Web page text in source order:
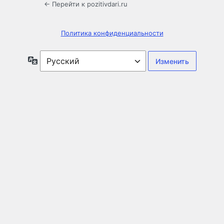
← Перейти к pozitivdari.ru
Политика конфиденциальности
Язык